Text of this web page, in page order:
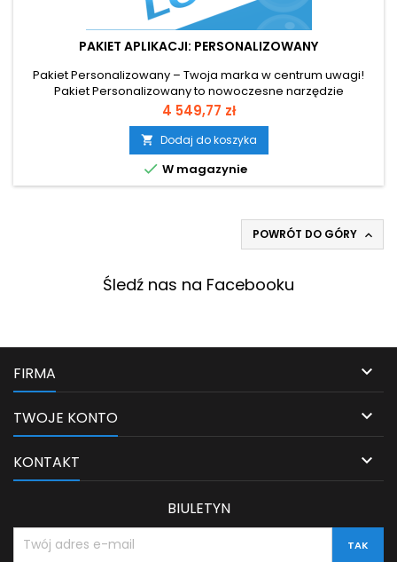
PAKIET APLIKACJI: PERSONALIZOWANY
Pakiet Personalizowany – Twoja marka w centrum uwagi!
Pakiet Personalizowany to nowoczesne narzędzie
pozwalające tworzyć interaktywne gry i aplikacje reklamowe
dopasowane do Twojej marki. Zestaw 21 aplikacji umożliwia
pełną personalizację logo, kolorów, motywów, muzyki i
animacji, dzięki czemu każda gra staje się wyjątkowym
doświadczeniem dla odbiorców....
Cena
4 549,77 zł
 Dodaj do koszyka
 W magazynie
POWRÓT DO GÓRY 
Śledź nas na Facebooku
FIRMA 
TWOJE KONTO 
KONTAKT 
BIULETYN